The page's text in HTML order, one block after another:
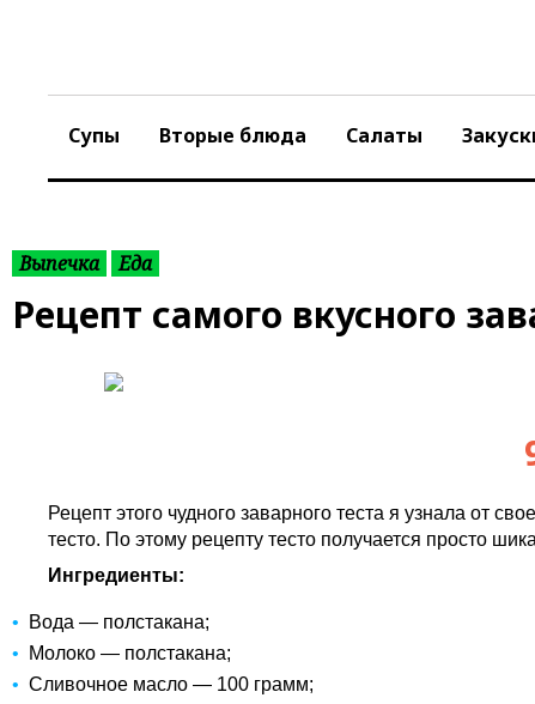
t
e
n
t
Супы Вторые блюда Салаты
Выпечка Еда
Рецепт самого вкусного
Рецепт этого чудного заварного теста я узнала от
тесто. По этому рецепту тесто получается просто
Ингредиенты:
Вода — полстакана;
Молоко — полстакана;
Сливочное масло — 100 грамм;